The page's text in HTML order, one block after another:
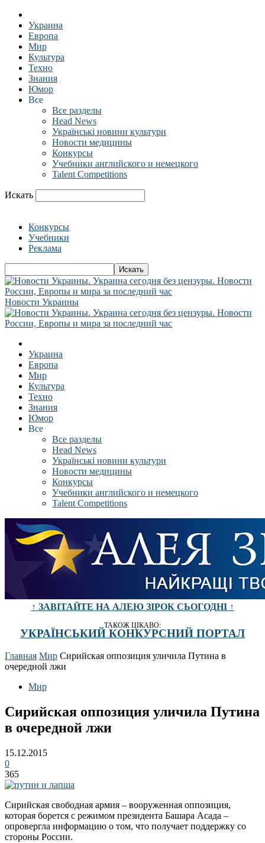
Украина
Европа
Мир
Культура
Техно
Знания
Юмор
Все
Все разделы
Head News
Українські новини культури
Новости медицины
Конкурсы
Учебники английского и немецкого
Talent Competitions
Искать
Конкурсы
Учебники
Реклама
Новости Украины
Украина
Европа
Мир
Культура
Техно
Знания
Юмор
Все
Все разделы
Head News
Українські новини культури
Новости медицины
Конкурсы
Учебники английского и немецкого
Talent Competitions
↑ ЗАВІТАЙТЕ НА АЛЕЮ ЗІРОК СЬОГОДНІ ↑
ТАКОЖ ЦІКАВО:
УКРАЇНСЬКИЙ КОНКУРСНИЙ ПОРТАЛ
Главная Мир Сирийская оппозиция уличила Путина в
очередной лжи
Мир
Сирийская оппозиция уличила Путина
в очередной лжи
15.12.2015
0
365
Сирийская свободная армия – вооруженная оппозиция,
которая борется с режимом президента Башара Асада –
опровергла информацию о том, что получает поддержку со
стороны России.